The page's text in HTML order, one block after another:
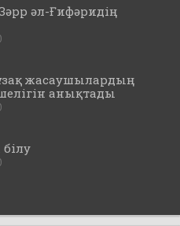
әл-Ғифәридің
жасаушылардың
анықтады